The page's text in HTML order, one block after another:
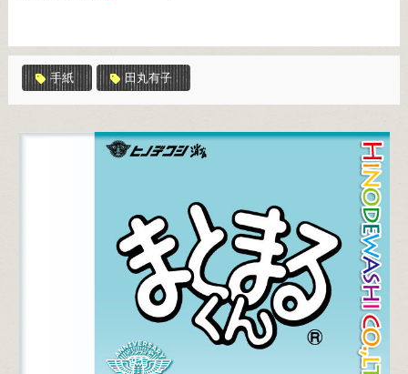
手紙 田丸有子